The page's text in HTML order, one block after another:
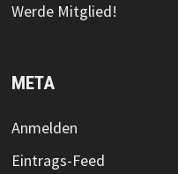
Werde Mitglied!
META
Anmelden
Eintrags-Feed